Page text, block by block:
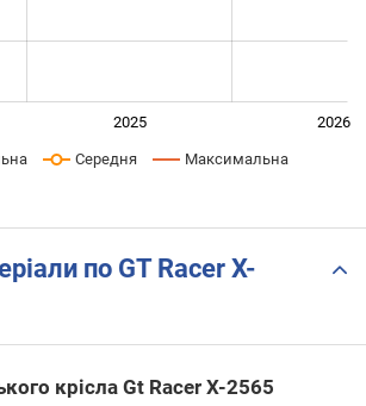
2025 2026
Середня Максимальна
по GT Racer X-
крісла Gt Racer X-2565